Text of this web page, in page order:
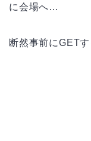
に会場へ…
断然事前にGET